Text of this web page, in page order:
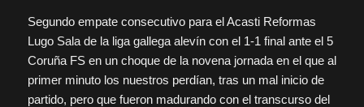
Segundo empate consecutivo para el Acasti Reformas
Lugo Sala de la liga gallega alevín con el 1-1 final ante el 5
Coruña FS en un choque de la novena jornada en el que al
primer minuto los nuestros perdían, tras un mal inicio de
partido, pero que fueron madurando con el transcurso del